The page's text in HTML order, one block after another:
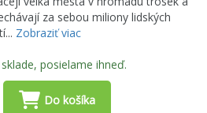
za sebou miliony lidských
Zobraziť viac
posielame ihneď.
Do košíka